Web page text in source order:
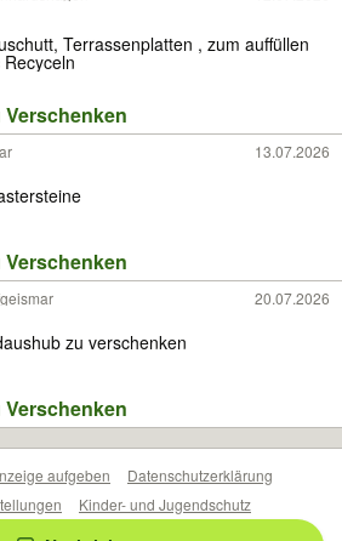
Terrassenplatten , zum auffüllen
Verschenken
13.07.2026
Verschenken
20.07.2026
zu verschenken
Verschenken
aufgeben
Datenschutzerklärung
Kinder- und Jugendschutz